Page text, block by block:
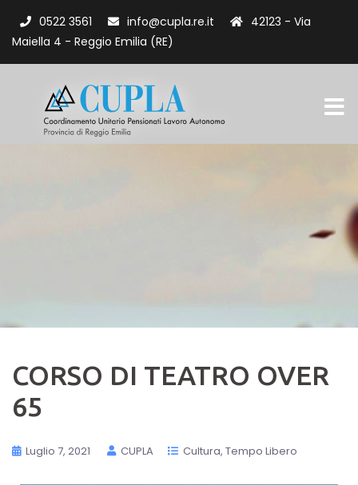
0522 3561 info@cupla.re.it
42123 - Via
Maiella 4 - Reggio Emilia (RE)
CORSO DI TEATRO OVER
65
Luglio 7, 2021 CUPLA Cultura Tempo Libero